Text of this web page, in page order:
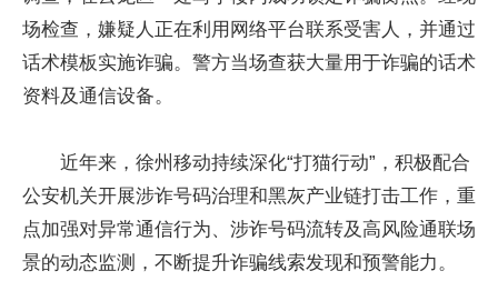
场检查，嫌疑人正在利用网络平台联系受害人，并通过
话术模板实施诈骗。警方当场查获大量用于诈骗的话术
资料及通信设备。
近年来，徐州移动持续深化“打猫行动”，积极配合
公安机关开展涉诈号码治理和黑灰产业链打击工作，重
点加强对异常通信行为、涉诈号码流转及高风险通联场
景的动态监测，不断提升诈骗线索发现和预警能力。